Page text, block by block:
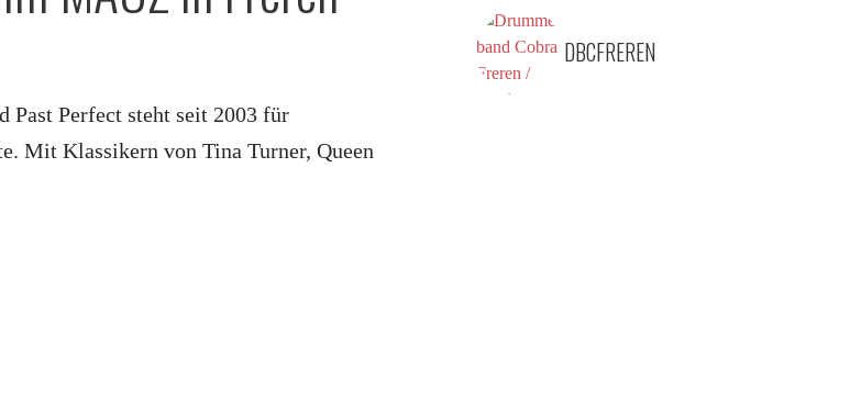
Past Perfect steht seit 2003 für
Mit Klassikern von Tina Turner, Queen
DBCFREREN